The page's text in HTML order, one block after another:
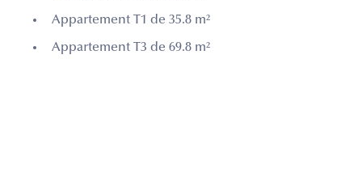
Appartement T1 de 35.8 m²
Appartement T3 de 69.8 m²